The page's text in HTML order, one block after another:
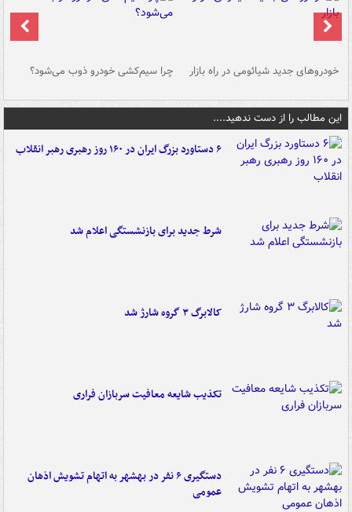
خودروهای جدید شیائومی در راه بازار چرا سیم‌کشی خودرو ذوب می‌شود؟
این مطالب را از دست ندهید....
۶ دستاورد بزرگ ایران در ۱۶۰ روز رهبری رهبر انقلاب
شرط جدید برای بازنشستگی اعلام شد
کالابرگ ۳ گروه شارژ شد
تکذیب شایعه معافیت سربازان فراری
دستگیری ۶ نفر در بهشهر به اتهام تشویش اذهان
عمومی